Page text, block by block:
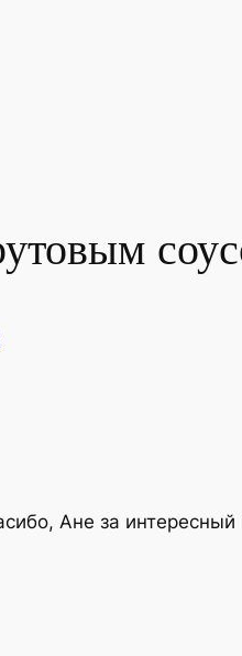
Ане за интересный